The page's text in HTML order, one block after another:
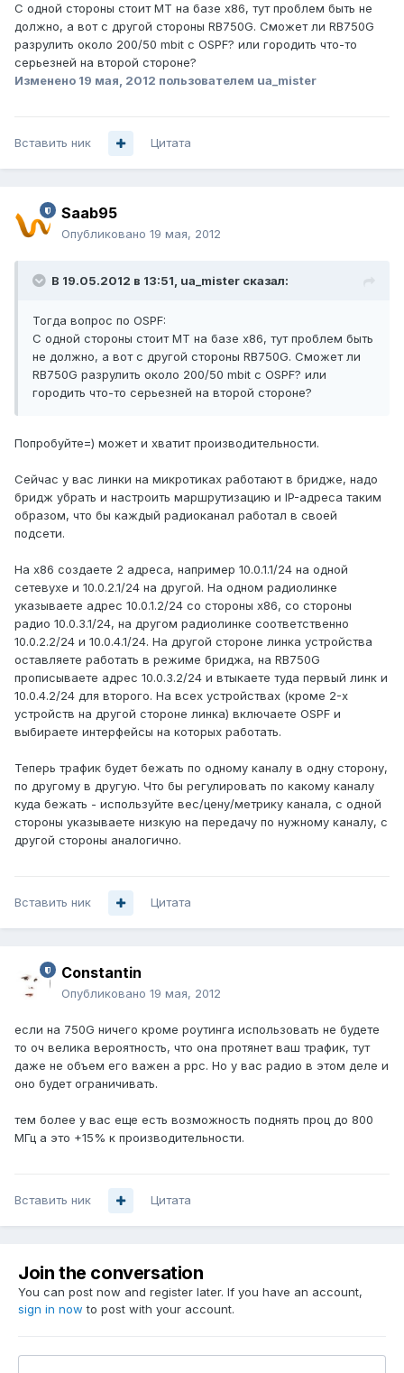
С одной стороны стоит MT на базе x86, тут проблем быть не
должно, а вот с другой стороны RB750G. Сможет ли RB750G
разрулить около 200/50 mbit c OSPF? или городить что-то
серьезней на второй стороне?
Изменено 19 мая, 2012 пользователем ua_mister
Вставить ник Цитата
Saab95
Опубликовано 19 мая, 2012
В 19.05.2012 в 13:51, ua_mister сказал:
Тогда вопрос по OSPF:
С одной стороны стоит MT на базе x86, тут проблем быть
не должно, а вот с другой стороны RB750G. Сможет ли
RB750G разрулить около 200/50 mbit c OSPF? или
городить что-то серьезней на второй стороне?
Попробуйте=) может и хватит производительности.
Сейчас у вас линки на микротиках работают в бридже, надо
бридж убрать и настроить маршрутизацию и IP-адреса таким
образом, что бы каждый радиоканал работал в своей
подсети.
На x86 создаете 2 адреса, например 10.0.1.1/24 на одной
сетевухе и 10.0.2.1/24 на другой. На одном радиолинке
указываете адрес 10.0.1.2/24 со стороны х86, со стороны
радио 10.0.3.1/24, на другом радиолинке соответственно
10.0.2.2/24 и 10.0.4.1/24. На другой стороне линка устройства
оставляете работать в режиме бриджа, на RB750G
прописываете адрес 10.0.3.2/24 и втыкаете туда первый линк и
10.0.4.2/24 для второго. На всех устройствах (кроме 2-х
устройств на другой стороне линка) включаете OSPF и
выбираете интерфейсы на которых работать.
Теперь трафик будет бежать по одному каналу в одну сторону,
по другому в другую. Что бы регулировать по какому каналу
куда бежать - используйте вес/цену/метрику канала, с одной
стороны указываете низкую на передачу по нужному каналу, с
другой стороны аналогично.
Вставить ник Цитата
Constantin
Опубликовано 19 мая, 2012
если на 750G ничего кроме роутинга использовать не будете
то оч велика вероятность, что она протянет ваш трафик, тут
даже не объем его важен а ррс. Но у вас радио в этом деле и
оно будет ограничивать.
тем более у вас еще есть возможность поднять проц до 800
МГц а это +15% к производительности.
Вставить ник Цитата
Join the conversation
You can post now and register later. If you have an account,
sign in now to post with your account.